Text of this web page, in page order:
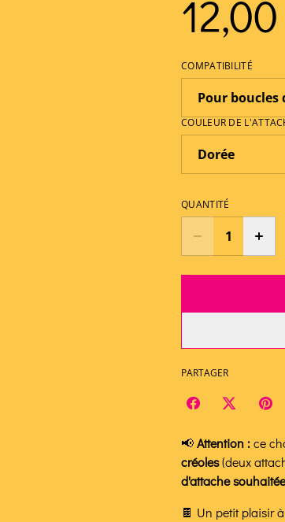
COMPATIBILITÉ
COULEUR DE
QUANTITÉ
PARTAGER
📢Attention :ce
créoles(deux
d'attache
🍫 Un petit plaisir